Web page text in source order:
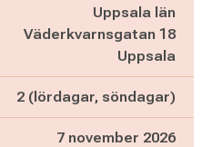
Uppsala län
Väderkvarnsgatan 18
Uppsala
2 (lördagar, söndagar)
7 november 2026